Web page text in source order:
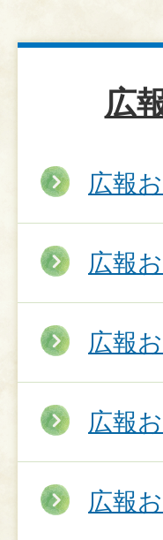
広
広報
広報
広報
広報
広報